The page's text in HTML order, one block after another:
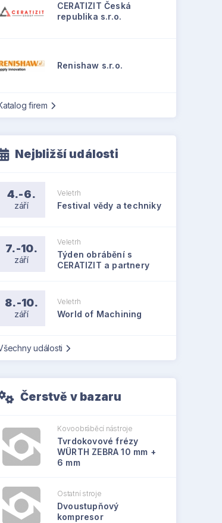
CERATIZIT Česká
republika s.r.o.
Renishaw s.r.o.
firem
Nejbližší události
4.-6.
září
Veletrh
Festival vědy a techniky
7.-10.
září
Veletrh
Týden obrábění s
CERATIZIT a partnery
8.-10.
září
Veletrh
World of Machining
události
Čerstvě v bazaru
Kovoobráběcí nástroje
Tvrdokovové frézy
WÜRTH ZEBRA 10 mm +
6 mm
Ostatní stroje
Dvoustupňový
kompresor